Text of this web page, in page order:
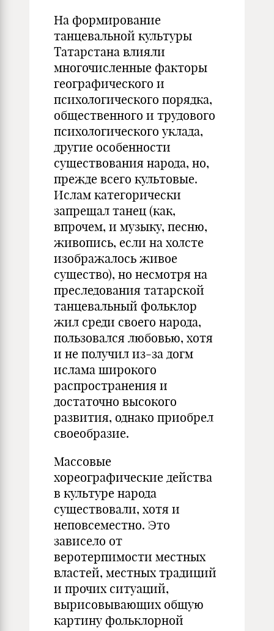
На формирование
танцевальной культуры
Татарстана влияли
многочисленные факторы
географического и
психологического порядка,
общественного и трудового
психологического уклада,
другие особенности
существования народа, но,
прежде всего культовые.
Ислам категорически
запрещал танец (как,
впрочем, и музыку, песню,
живопись, если на холсте
изображалось живое
существо), но несмотря на
преследования татарской
танцевальный фольклор
жил среди своего народа,
пользовался любовью, хотя
и не получил из-за догм
ислама широкого
распространения и
достаточно высокого
развития, однако приобрел
своеобразие.
Массовые
хореографические действа
в культуре народа
существовали, хотя и
неповсеместно. Это
зависело от
веротерпимости местных
властей, местных традиций
и прочих ситуаций,
вырисовывающих общую
картину фольклорной